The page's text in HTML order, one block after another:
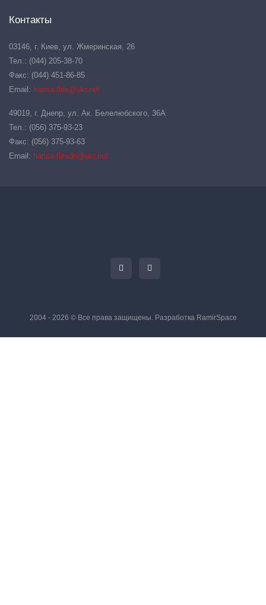
Контакты
03146, г. Киев, ул. Жмеринская, 26
Тел.: (044) 205-38-70
Факс: (044) 451-86-85
Email: hansa-flex@ukr.net
49019, г. Днепр, ул. Ак. Белелюбского, 36А
Тел.: (056) 375-93-23
Факс: (056) 375-93-63
Email: hansa-flexdn@ukr.net
2004 - 2026 © Все права защищены. Разработка RamirSpace